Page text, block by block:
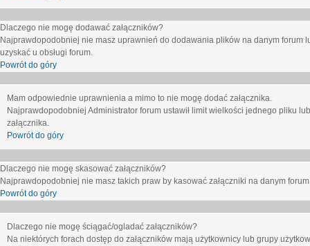
Dlaczego nie mogę dodawać załączników?
Najprawdopodobniej nie masz uprawnień do dodawania plików na danym forum
uzyskać u obsługi forum.
Powrót do góry
Mam odpowiednie uprawnienia a mimo to nie mogę dodać załącznika.
Najprawdopodobniej Administrator forum ustawił limit wielkości jednego pliku
załącznika.
Powrót do góry
Dlaczego nie mogę skasować załączników?
Najprawdopodobniej nie masz takich praw by kasować załączniki na danym
Powrót do góry
Dlaczego nie mogę ściągać/ogladać załączników?
Na niektórych forach dostęp do załączników mają użytkownicy lub grupy